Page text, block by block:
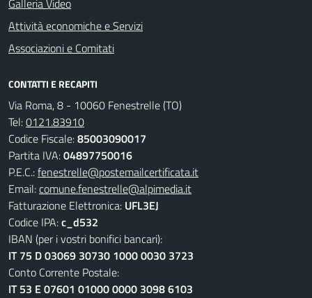
Galleria Video
Attività economiche e Servizi
Associazioni e Comitati
CONTATTI E RECAPITI
Via Roma, 8 - 10060 Fenestrelle (TO)
Tel:0121.83910
Codice Fiscale:85003090017
Partita IVA:04897750016
P.E.C.:fenestrelle@postemailcertificata.it
Email:comune.fenestrelle@alpimedia.it
Fatturazione Elettronica: UFL3EJ
Codice IPA:c_d532
IBAN (per i vostri bonifici bancari):
IT 75 D 03069 30730 1000 0030 3723
Conto Corrente Postale:
IT 53 E 07601 01000 0000 3098 6103